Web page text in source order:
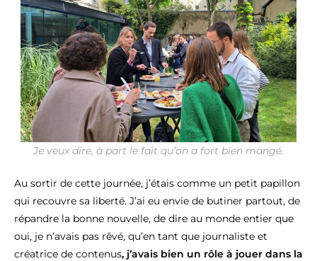
Je veux dire, à part le fait qu’on a fort bien mangé.
Au sortir de cette journée, j’étais comme un petit papillon
qui recouvre sa liberté. J’ai eu envie de butiner partout, de
répandre la bonne nouvelle, de dire au monde entier que
oui, je n’avais pas rêvé, qu’en tant que journaliste et
créatrice de contenus, j’avais bien un rôle à jouer dans la